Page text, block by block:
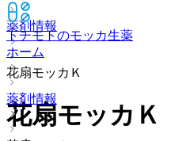
トチモトのモッカ生薬
ホーム
薬剤情報
薬剤情報
花扇モッカＫ
花扇モッカＫ